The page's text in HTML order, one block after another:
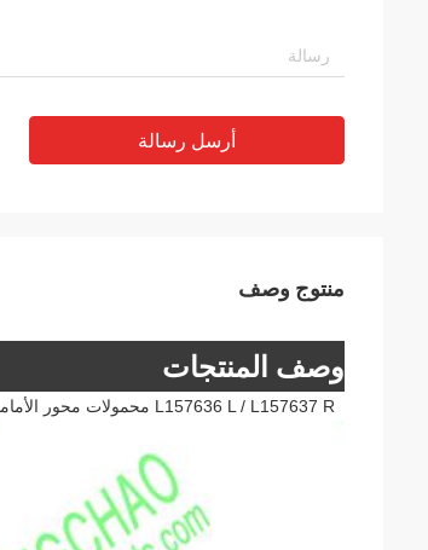
أرسل رسالة
منتوج وصف
وصف المنتجات
L157636 L / L157637 R محمولات محور الأمامية لقطع غيار الجرارات الزراعية النموذج: 1204 6120 6130D 6100D 6110B